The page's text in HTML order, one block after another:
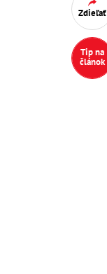
Zdieľať
Tip na
článok